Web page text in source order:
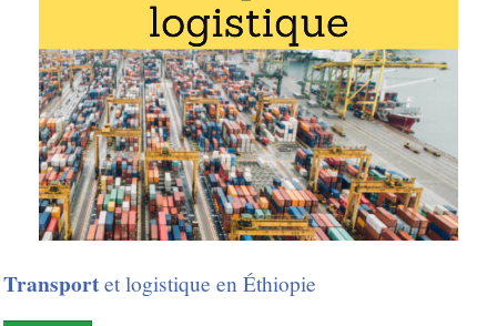
Transport et logistique en Éthiopie